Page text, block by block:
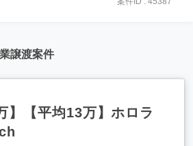
譲渡案件
】【平均13万】ホロラ